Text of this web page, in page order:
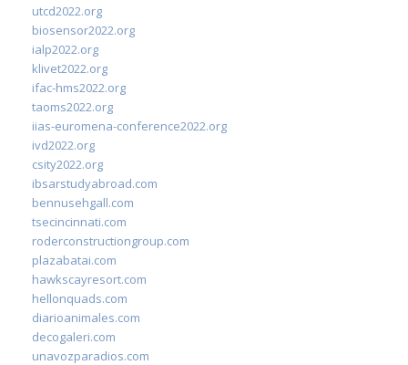
utcd2022.org
biosensor2022.org
ialp2022.org
klivet2022.org
ifac-hms2022.org
taoms2022.org
iias-euromena-conference2022.org
ivd2022.org
csity2022.org
ibsarstudyabroad.com
bennusehgall.com
tsecincinnati.com
roderconstructiongroup.com
plazabatai.com
hawkscayresort.com
hellonquads.com
diarioanimales.com
decogaleri.com
unavozparadios.com